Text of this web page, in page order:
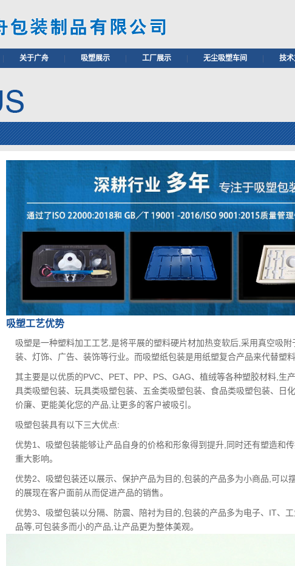
关于广舟 吸塑展示 工厂展示 无尘吸塑车间 技
吸塑工艺优势
吸塑是一种塑料加工工艺,是将平展的塑料硬片材加热变软后,采用真空吸
装、灯饰、广告、装饰等行业。而吸塑纸包装是用纸塑复合产品来代替塑料
其主要是以优质的PVC、PET、PP、PS、GAG、植绒等各种塑胶材料,生
具类吸塑包装、玩具类吸塑包装、五金类吸塑包装、食品类吸塑包装、日
价廉、更能美化您的产品,让更多的客户被吸引。
吸塑包装具有以下三大优点:
优势1、吸塑包装能够让产品自身的价格和形象得到提升,同时还有塑造和
重大影响。
优势2、吸塑包装还以展示、保护产品为目的,包装的产品多为小商品,可以
的展现在客户面前从而促进产品的销售。
优势3、吸塑包装以分隔、防震、陪衬为目的,包装的产品多为电子、IT、
品等,可包装多而小的产品,让产品更为整体美观。